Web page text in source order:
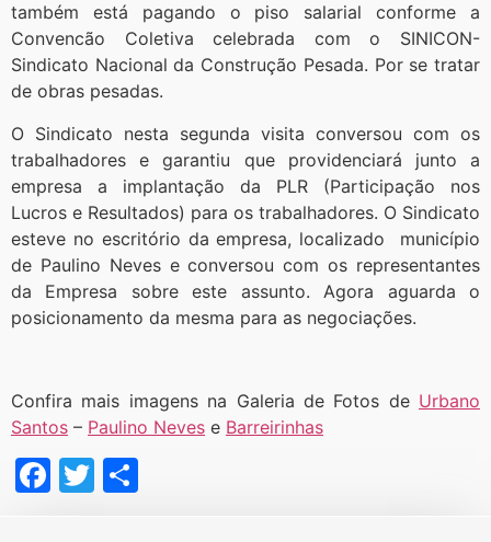
também está pagando o piso salarial conforme a
Convencão Coletiva celebrada com o SINICON-
Sindicato Nacional da Construção Pesada. Por se tratar
de obras pesadas.
O Sindicato nesta segunda visita conversou com os
trabalhadores e garantiu que providenciará junto a
empresa a implantação da PLR (Participação nos
Lucros e Resultados) para os trabalhadores. O Sindicato
esteve no escritório da empresa, localizado município
de Paulino Neves e conversou com os representantes
da Empresa sobre este assunto. Agora aguarda o
posicionamento da mesma para as negociações.
Confira mais imagens na Galeria de Fotos de Urbano
Santos – Paulino Neves e Barreirinhas
Facebook
Twitter